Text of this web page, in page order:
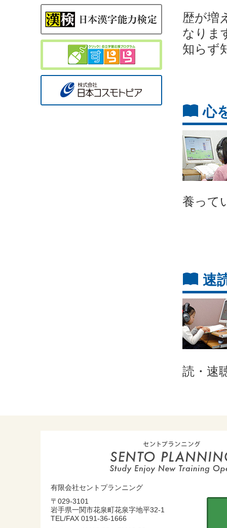
歴が増
なりま
知らず
心
養って
速
読・速
有限会社セントプランニング
〒029-3101
岩手県一関市花泉町花泉字地平32-1
TEL/FAX 0191-36-1666